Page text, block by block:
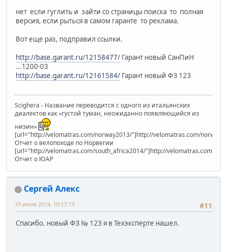
нет если гуглить и зайти со страницы поиска то полная
версия, если рыться в самом гаранте то реклама.
Вот еще раз, подправил ссылки.
http://base.garant.ru/12158477/ Гарант новый СанПиН
...1200-03
http://base.garant.ru/12161584/ Гарант новый ФЗ 123
Scighera - Название переводится с одного из итальянских
диалектов как «густой туман, неожиданно появляющийся из
низин»
[url="http://velomatras.com/norway2013/"]http://velomatras.com/
Отчет о велопоходе по Норвегии
[url="http://velomatras.com/south_africa2014/"]http://velomatras.com/
Отчет о ЮАР
Сергей Алекс
#11
10 июля 2014, 10:17:13
Спасибо. новый ФЗ № 123 я в Техэксперте нашел.